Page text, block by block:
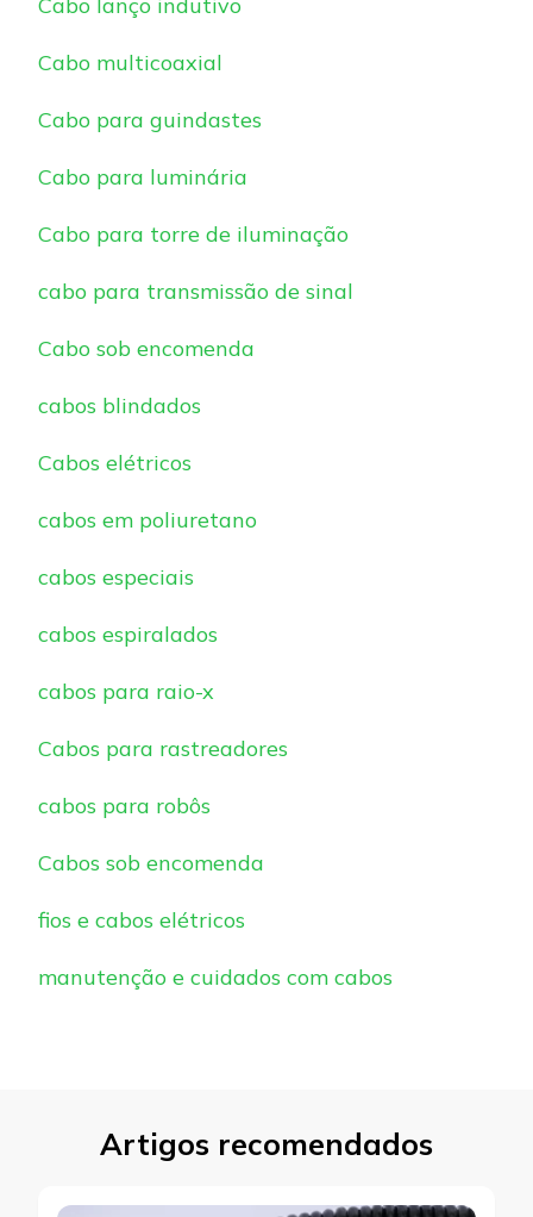
Cabo multicoaxial
Cabo para guindastes
Cabo para luminária
Cabo para torre de iluminação
cabo para transmissão de sinal
Cabo sob encomenda
cabos blindados
Cabos elétricos
cabos em poliuretano
cabos especiais
cabos espiralados
cabos para raio-x
Cabos para rastreadores
cabos para robôs
Cabos sob encomenda
fios e cabos elétricos
manutenção e cuidados com cabos
Artigos recomendados